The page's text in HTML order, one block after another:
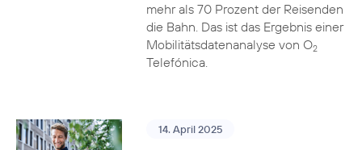
mehr als 70 Prozent der Reisenden
die Bahn. Das ist das Ergebnis einer
Mobilitätsdatenanalyse von O2
Telefónica.
14. April 2025